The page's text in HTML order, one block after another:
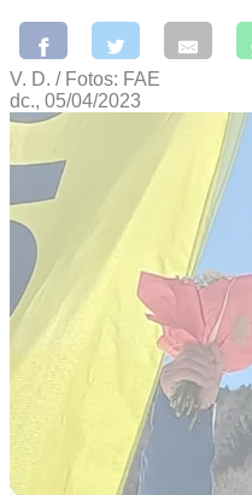
V. D. / Fotos: FAE
dc., 05/04/2023